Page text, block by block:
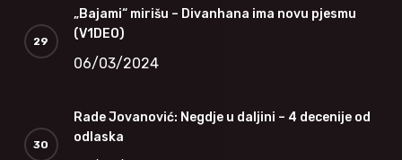
„Bajami“ mirišu – Divanhana ima novu pjesmu
(V1DEO)
06/03/2024
Rade Jovanović: Negdje u daljini – 4 decenije od
odlaska